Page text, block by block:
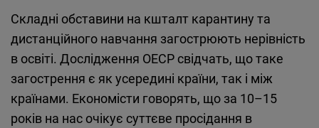
Складні обставини на кшталт карантину та
дистанційного навчання загострюють нерівність
в освіті. Дослідження ОЕСР свідчать, що таке
загострення є як усередині країни, так і між
країнами. Економісти говорять, що за 10–15
років на нас очікує суттєве просідання в